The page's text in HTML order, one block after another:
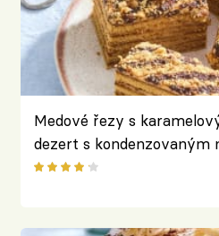
Medové řezy s
dezert s kondenzovaným
rozplývá na jazyku